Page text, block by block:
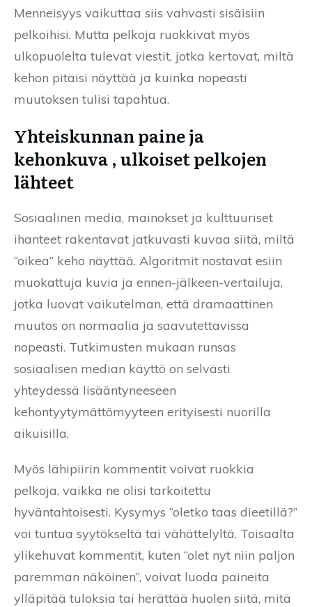
Menneisyys vaikuttaa siis vahvasti sisäisiin
pelkoihisi. Mutta pelkoja ruokkivat myös
ulkopuolelta tulevat viestit, jotka kertovat, miltä
kehon pitäisi näyttää ja kuinka nopeasti
muutoksen tulisi tapahtua.
Yhteiskunnan paine ja
kehonkuva , ulkoiset pelkojen
lähteet
Sosiaalinen media, mainokset ja kulttuuriset
ihanteet rakentavat jatkuvasti kuvaa siitä, miltä
“oikea” keho näyttää. Algoritmit nostavat esiin
muokattuja kuvia ja ennen-jälkeen-vertailuja,
jotka luovat vaikutelman, että dramaattinen
muutos on normaalia ja saavutettavissa
nopeasti. Tutkimusten mukaan runsas
sosiaalisen median käyttö on selvästi
yhteydessä lisääntyneeseen
kehontyytymättömyyteen erityisesti nuorilla
aikuisilla.
Myös lähipiirin kommentit voivat ruokkia
pelkoja, vaikka ne olisi tarkoitettu
hyväntahtoisesti. Kysymys “oletko taas dieetillä?”
voi tuntua syytökseltä tai vähättelyltä. Toisaalta
ylikehuvat kommentit, kuten “olet nyt niin paljon
paremman näköinen”, voivat luoda paineita
ylläpitää tuloksia tai herättää huolen siitä, mitä